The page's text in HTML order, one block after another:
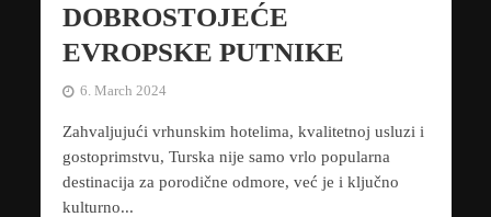
DOBROSTOJEĆE
EVROPSKE PUTNIKE
6. March 2024
Zahvaljujući vrhunskim hotelima, kvalitetnoj usluzi i
gostoprimstvu, Turska nije samo vrlo popularna
destinacija za porodične odmore, već je i ključno
kulturno...